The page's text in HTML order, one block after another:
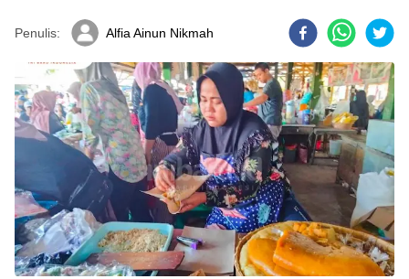
Penulis: Alfia Ainun Nikmah